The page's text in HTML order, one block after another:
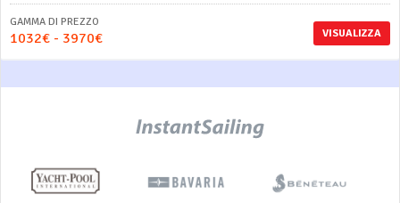
VISUALIZZA
GAMMA DI PREZZO
1032€ - 3970€